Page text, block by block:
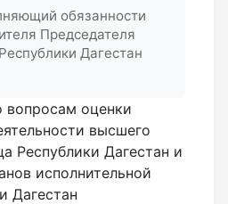
обязанности
Председателя
Дагестан
вопросам оценки
высшего
Республики Дагестан и
исполнительной
Дагестан